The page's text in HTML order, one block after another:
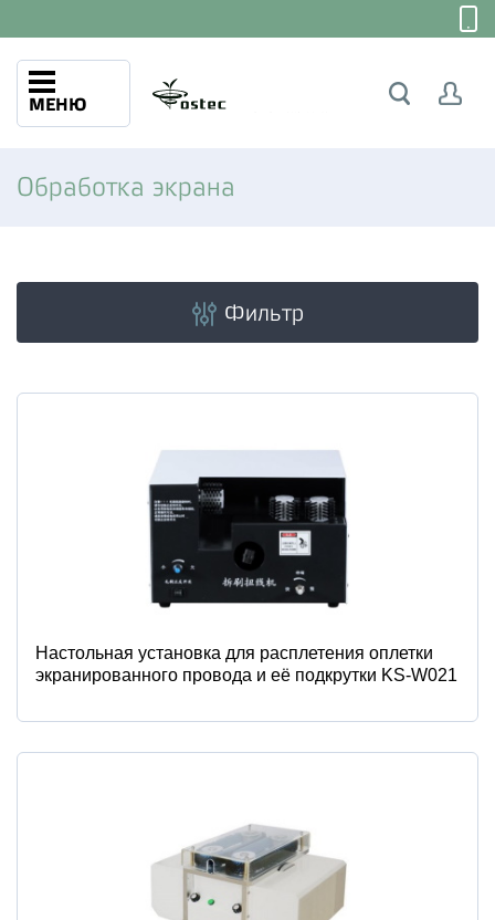
МЕНЮ
Обработка экрана
Фильтр
Настольная установка для расплетения оплетки
экранированного провода и её подкрутки KS-W021